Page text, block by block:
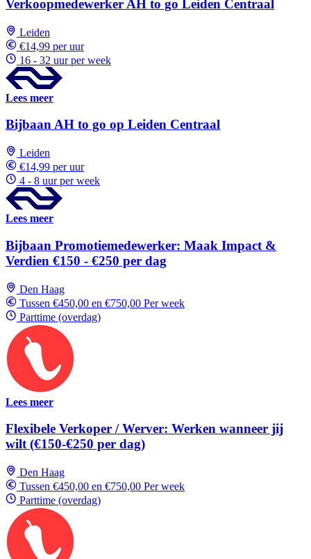
Verkoopmedewerker AH to go Leiden Centraal
Leiden
€14,99 per uur
16 - 32 uur per week
Lees meer
Bijbaan AH to go op Leiden Centraal
Leiden
€14,99 per uur
4 - 8 uur per week
Lees meer
Bijbaan Promotiemedewerker: Maak Impact &
Verdien €150 - €250 per dag
Den Haag
Tussen €450,00 en €750,00 Per week
Parttime (overdag)
Lees meer
Flexibele Verkoper / Werver: Werken wanneer jij
wilt (€150-€250 per dag)
Den Haag
Tussen €450,00 en €750,00 Per week
Parttime (overdag)